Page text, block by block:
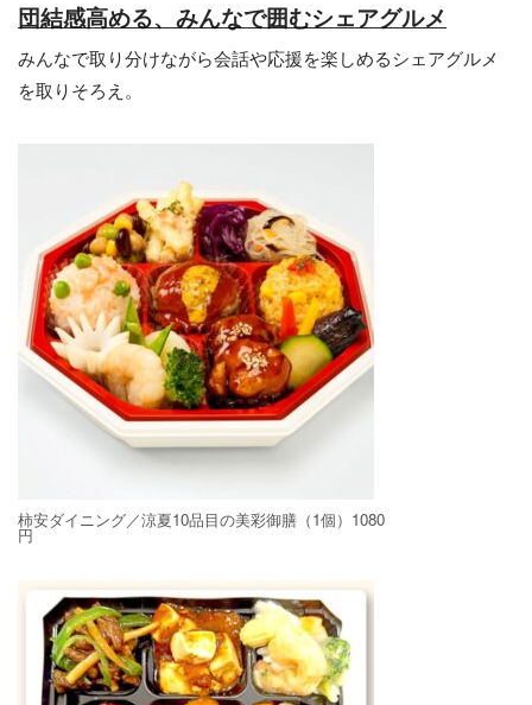
団結感高める、みんなで囲むシェアグルメ
みんなで取り分けながら会話や応援を楽しめるシェアグルメ
を取りそろえ。
柿安ダイニング／涼夏10品目の美彩御膳（1個）1080
円